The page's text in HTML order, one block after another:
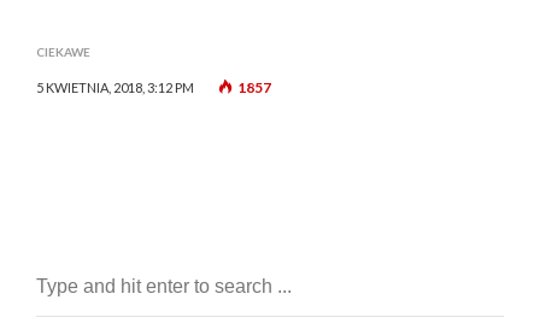
CIEKAWE
5 KWIETNIA, 2018, 3:12 PM 1857